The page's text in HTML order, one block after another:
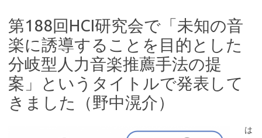
第188回HCI研究会で「未知の音
楽に誘導することを目的とした
分岐型人力音楽推薦手法の提
案」というタイトルで発表して
きました（野中滉介）
は